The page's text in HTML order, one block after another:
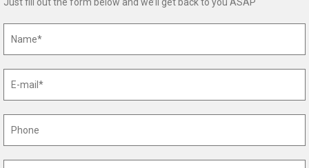
Just fill out the form below and we’ll get back to you ASAP